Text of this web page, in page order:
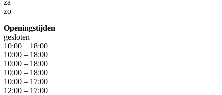
za
zo
Openingstijden
gesloten
10:00 – 18:00
10:00 – 18:00
10:00 – 18:00
10:00 – 18:00
10:00 – 17:00
12:00 – 17:00